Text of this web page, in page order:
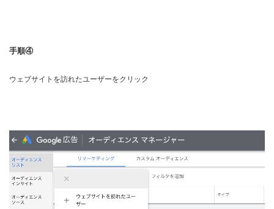
手順④
ウェブサイトを訪れたユーザーをクリック